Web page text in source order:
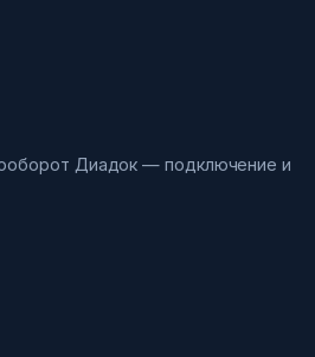
Диадок — подключение и